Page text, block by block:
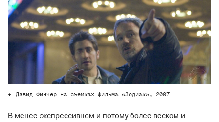
Дэвид Финчер на съемках фильма «Зодиак», 2007
В менее экспрессивном и потому более веском и